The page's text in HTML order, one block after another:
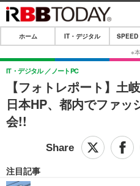
ホーム
IT・デジタル
IT・デジタルTOP
ショッピング
SPEED TEST
エンタメ
エンタメTOP
リリース一覧
ホーム IT・デジタル SPEED
【フォトレポート】土
日本HP、都内でファッ
会!!
IT・デジタル ノートPC
注目記事